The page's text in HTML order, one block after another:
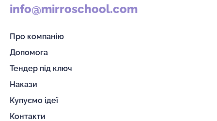
info@mirroschool.com
Про компанію
Допомога
Тендер під ключ
Накази
Купуємо ідеї
Контакти